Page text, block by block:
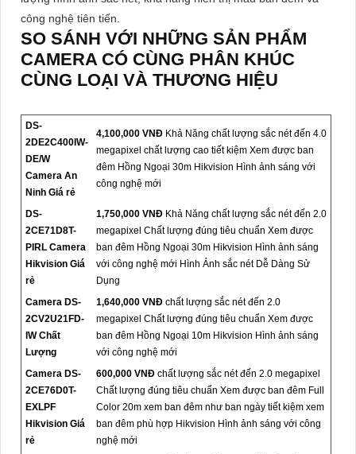
công nghệ tiên tiến.
SO SÁNH VỚI NHỮNG SẢN PHẨM
CAMERA CÓ CÙNG PHÂN KHÚC
CÙNG LOẠI VÀ THƯƠNG HIỆU
DS-
2DE2C400IW-
DE/W
Camera An
Ninh Giá rẻ
4,100,000 VNĐ Khả Năng chất lượng sắc nét đến 4.0
megapixel chất lượng cao tiết kiệm Xem được ban
đêm Hồng Ngoại 30m Hikvision Hình ảnh sáng với
công nghệ mới
DS-
2CE71D8T-
PIRL Camera
Hikvision Giá
rẻ
1,750,000 VNĐ Khả Năng chất lượng sắc nét đến 2.0
megapixel Chất lượng đúng tiêu chuẩn Xem được
ban đêm Hồng Ngoại 30m Hikvision Hình ảnh sáng
với công nghệ mới Hình Ảnh sắc nét Dễ Dàng Sử
Dụng
Camera DS-
2CV2U21FD-
IW Chất
Lượng
1,640,000 VNĐ chất lượng sắc nét đến 2.0
megapixel Chất lượng đúng tiêu chuẩn Xem được
ban đêm Hồng Ngoại 10m Hikvision Hình ảnh sáng
với công nghệ mới
Camera DS-
2CE76D0T-
EXLPF
Hikvision Giá
rẻ
600,000 VNĐ chất lượng sắc nét đến 2.0 megapixel
Chất lượng đúng tiêu chuẩn Xem được ban đêm Full
Color 20m xem ban đêm như ban ngày tiết kiệm xem
ban đêm phù hợp Hikvision Hình ảnh sáng với công
nghệ mới